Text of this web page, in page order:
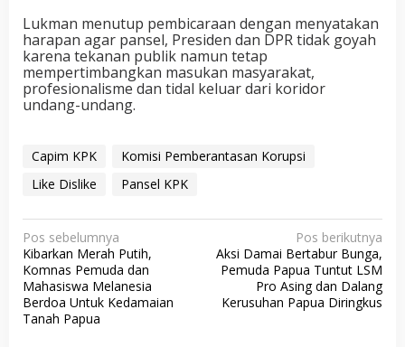
Lukman menutup pembicaraan dengan menyatakan
harapan agar pansel, Presiden dan DPR tidak goyah
karena tekanan publik namun tetap
mempertimbangkan masukan masyarakat,
profesionalisme dan tidal keluar dari koridor
undang-undang.
Capim KPK
Komisi Pemberantasan Korupsi
Like Dislike
Pansel KPK
N
a
v
i
Pos sebelumnya
Kibarkan Merah Putih,
Komnas Pemuda dan
Mahasiswa Melanesia
Berdoa Untuk Kedamaian
Tanah Papua
Pos berikutnya
Aksi Damai Bertabur Bunga,
Pemuda Papua Tuntut LSM
Pro Asing dan Dalang
Kerusuhan Papua Diringkus